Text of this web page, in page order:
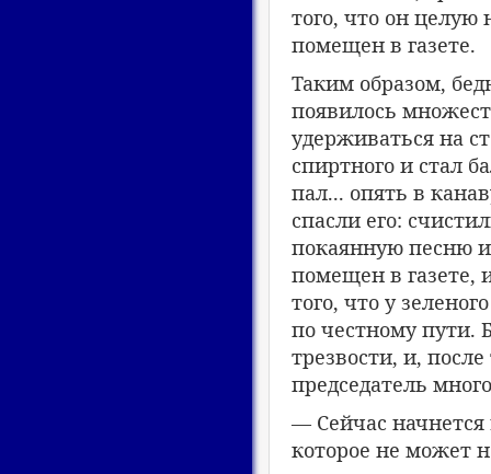
того, что он целую
помещен в газете.
Таким образом,
появилось
удерживаться на
спиртного и стал
пал... опять в
спасли его:
покаянную песню
помещен в газете,
того, что у
по честному пути.
трезвости, и,
председатель
— Сейчас
которое не может